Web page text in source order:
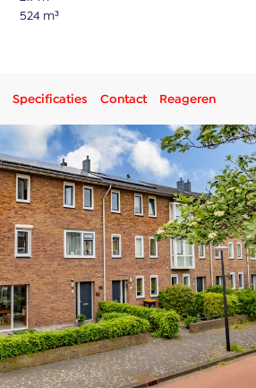
524 m³
Specificaties Contact Reageren